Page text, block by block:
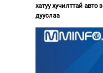
хатуу хучилттай авто
дууслаа